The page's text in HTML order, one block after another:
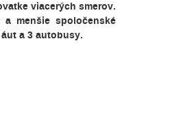
viacerých smerov.
menšie spoločenské
a 3 autobusy.